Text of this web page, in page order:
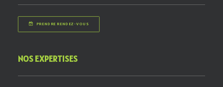
PRENDRE RENDEZ-VOUS
NOS EXPERTISES